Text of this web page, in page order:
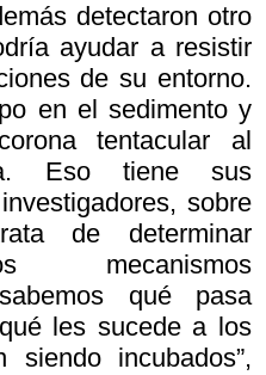
detectaron otro
ayudar a resistir
de su entorno.
en el sedimento y
tentacular al
Eso tiene sus
sobre
de determinar
mecanismos
qué pasa
les sucede a los
siendo incubados”,